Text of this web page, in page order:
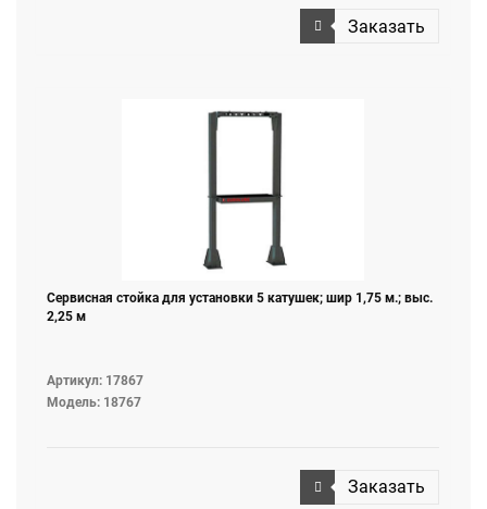
Заказать
Сервисная стойка для установки 5 катушек; шир 1,75 м.; выс.
2,25 м
Артикул: 17867
Модель: 18767
Заказать